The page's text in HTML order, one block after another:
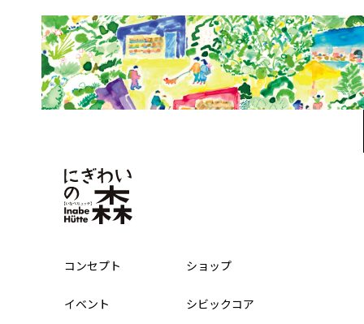
コンセプト ショップ
イベント シビックコア